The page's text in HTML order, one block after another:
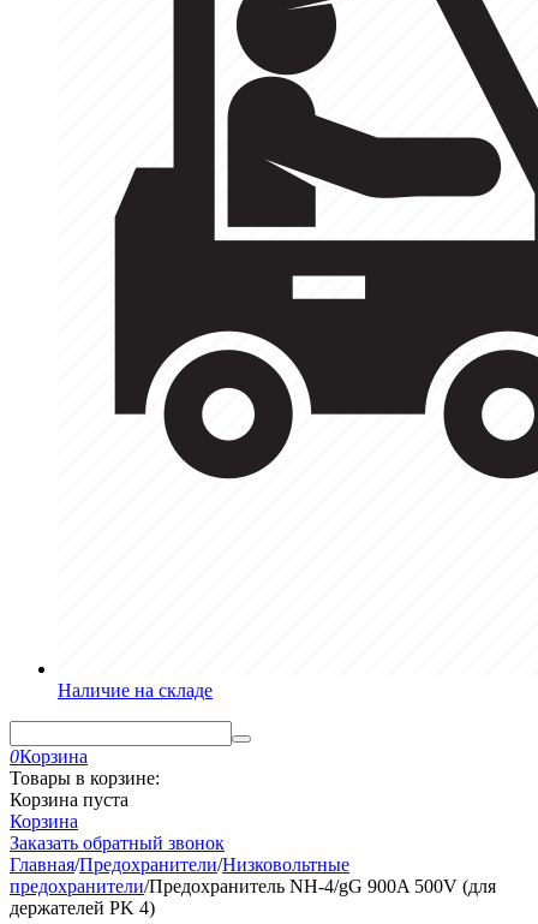
Наличие на складе
0Корзина
Товары в корзине:
Корзина пуста
Корзина
Заказать обратный звонок
Главная/Предохранители/Низковольтные
предохранители/Предохранитель NH-4/gG 900A 500V (для
держателей PK 4)